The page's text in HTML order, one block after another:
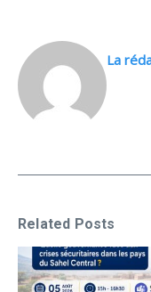
La
Related Posts